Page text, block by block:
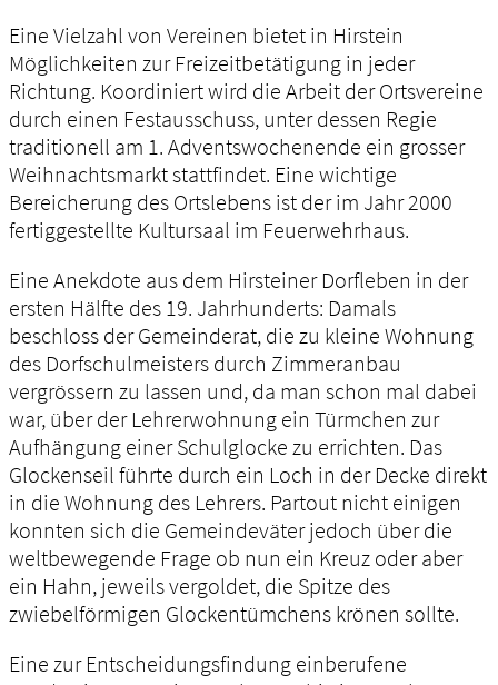
Eine Vielzahl von Vereinen bietet in Hirstein
Möglichkeiten zur Freizeitbetätigung in jeder
Richtung. Koordiniert wird die Arbeit der Ortsvereine
durch einen Festausschuss, unter dessen Regie
traditionell am 1. Adventswochenende ein grosser
Weihnachtsmarkt stattfindet. Eine wichtige
Bereicherung des Ortslebens ist der im Jahr 2000
fertiggestellte Kultursaal im Feuerwehrhaus.
Eine Anekdote aus dem Hirsteiner Dorfleben in der
ersten Hälfte des 19. Jahrhunderts: Damals
beschloss der Gemeinderat, die zu kleine Wohnung
des Dorfschulmeisters durch Zimmeranbau
vergrössern zu lassen und, da man schon mal dabei
war, über der Lehrerwohnung ein Türmchen zur
Aufhängung einer Schulglocke zu errichten. Das
Glockenseil führte durch ein Loch in der Decke direkt
in die Wohnung des Lehrers. Partout nicht einigen
konnten sich die Gemeindeväter jedoch über die
weltbewegende Frage ob nun ein Kreuz oder aber
ein Hahn, jeweils vergoldet, die Spitze des
zwiebelförmigen Glockentümchens krönen sollte.
Eine zur Entscheidungsfindung einberufene